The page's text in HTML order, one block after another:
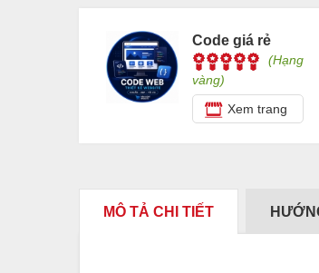
Code giá rẻ
(Hạng
vàng)
Xem trang
MÔ TẢ CHI TIẾT